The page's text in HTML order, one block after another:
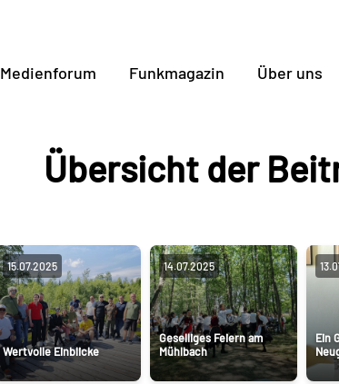
Medienforum Funkmagazin Über uns
Übersicht der
15.07.2025
Wertvolle Einblicke
14.07.2025
Geselliges Feiern am
Mühlbach
Ein